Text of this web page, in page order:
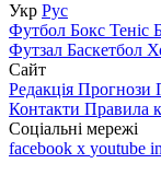
Укр Рус
Футбол Бокс Теніс
Футзал Баскетбол
Сайт
Редакція Прогнози
Контакти Правила
Соціальні мережі
facebook x youtube